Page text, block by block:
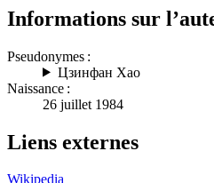
Informations sur
Pseudonymes :
Цзинфан Хао
Naissance :
26 juillet 1984
Liens externes
Wikipedia